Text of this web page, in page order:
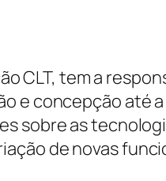
CLT, tem a
e concepção até
sobre as
de novas